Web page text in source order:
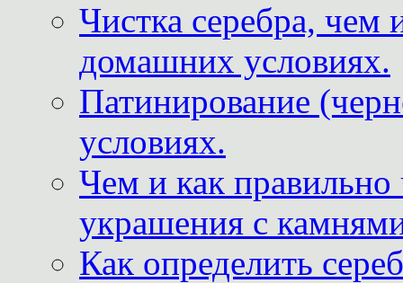
Чистка серебра, чем
домашних условиях.
Патинирование
условиях.
Чем и как
украшения с
Как определить